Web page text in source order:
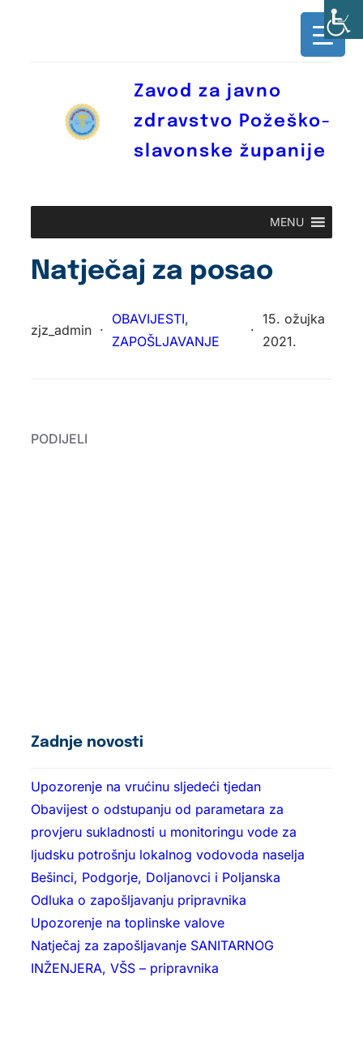
Zavod za javno
zdravstvo Požeško-
slavonske županije
MENU
Natječaj za posao
zjz_admin ·
OBAVIJESTI
ZAPOŠLJAVANJE
·
15. ožujka
2021.
PODIJELI
Zadnje novosti
Upozorenje na vrućinu sljedeći tjedan
Obavijest o odstupanju od parametara za
provjeru sukladnosti u monitoringu vode za
ljudsku potrošnju lokalnog vodovoda naselja
Bešinci, Podgorje, Doljanovci i Poljanska
Odluka o zapošljavanju pripravnika
Upozorenje na toplinske valove
Natječaj za zapošljavanje SANITARNOG
INŽENJERA, VŠS – pripravnika